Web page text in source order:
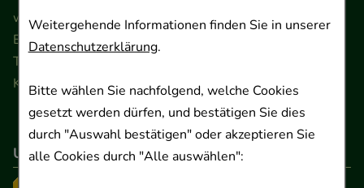
Weitergehende Informationen finden Sie in unserer
Datenschutzerklärung.
Bitte wählen Sie nachfolgend, welche Cookies
gesetzt werden dürfen, und bestätigen Sie dies
durch "Auswahl bestätigen" oder akzeptieren Sie
alle Cookies durch "Alle auswählen":
www.ApoSalis.de
· E-Mail:info@ApoSalis.de
Ernst-August-Platz 2 · 30159 Hannover
Telefon 0511 89 71 80 0 · Fax 0511 89 71 80 11
Kontaktformular
Unser Versanddienstleister